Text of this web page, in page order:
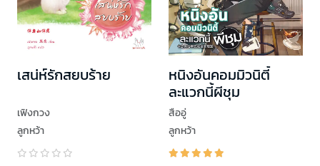
เสน่ห์รักสยบร้าย
เฟิงกวง
ลูกหว้า
หนิงอันคอมมิวนิตี้
ละแวกนี้ผีชุม
สืออู่
ลูกหว้า